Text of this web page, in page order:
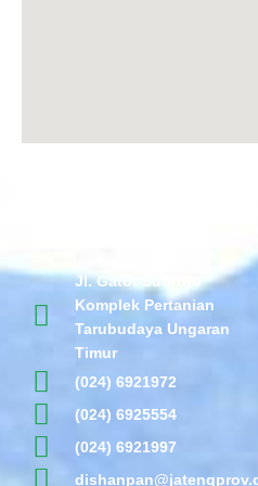
Jl. Gatot Subroto
Komplek Pertanian
Tarubudaya Ungaran
Timur
(024) 6921972
(024) 6925554
(024) 6921997